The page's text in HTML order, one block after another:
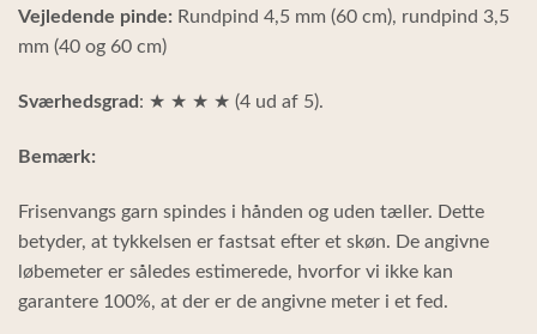
Vejledende pinde: Rundpind 4,5 mm (60 cm), rundpind 3,5
mm (40 og 60 cm)
Sværhedsgrad : ★ ★ ★ ★ (4 ud af 5).
Bemærk:
Frisenvangs garn spindes i hånden og uden tæller. Dette
betyder, at tykkelsen er fastsat efter et skøn. De angivne
løbemeter er således estimerede, hvorfor vi ikke kan
garantere 100%, at der er de angivne meter i et fed.